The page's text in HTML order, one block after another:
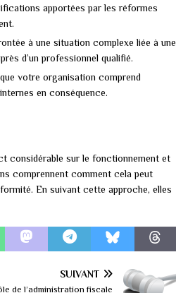
apportées par les réformes
à une situation complexe liée à une
d’un professionnel qualifié.
votre organisation comprend
en conséquence.
considérable sur le fonctionnement et
comprennent comment cela peut
En suivant cette approche, elles
SUIVANT
de l’administration fiscale